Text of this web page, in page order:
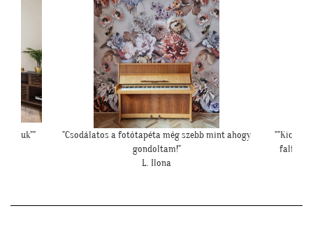
fogjuk""
"Csodálatos a fotótapéta még szebb mint ahogy
gondoltam!"
L. Ilona
""Kicsit